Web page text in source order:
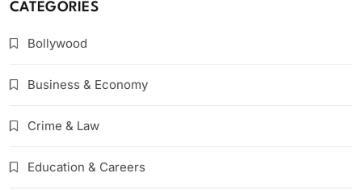
CATEGORIES
Bollywood
Business & Economy
Crime & Law
Education & Careers